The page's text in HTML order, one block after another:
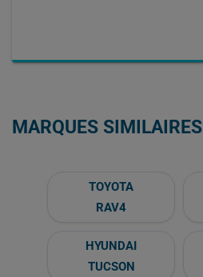
MARQUES SIMILAIRES
TOYOTA
RAV4
HYUNDAI
TUCSON